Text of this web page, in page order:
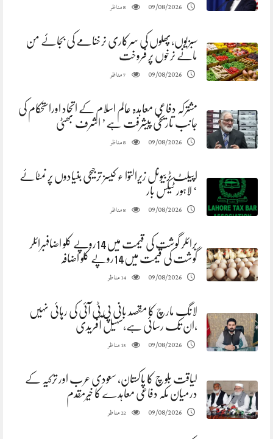
09/08/2026
8مناظر
سبزیوں،پھلوں کی سرکاری نرخنامے کی بجائے من
مانے نرخوں پر فروخت
09/08/2026
7مناظر
مشترکہ دفاعی معاہدہ عالم اسلام کے اتحاد اوراستحکام کی
جانب تاریخی پیشرفت ہے’ اشرف بھٹی
09/08/2026
8مناظر
اپیلٹ ٹربیونل زیرالتوا ء کیسز ترجیحی بنیادوں پر نمٹائے
‘ لاہور ٹیکس بار
09/08/2026
8مناظر
برائلر گوشت کی قیمت میں14روپے کلو اضافہبرائلر
گوشت کی قیمت میں14روپے کلو اضافہ
09/08/2026
14مناظر
لانگ مارچ کا مقصد بانی پی ٹی آئی کی رہائی نہیں
،ان تک رسائی ہے،سہیل آفریدی
09/08/2026
15مناظر
لیاقت بلوچ کا پاکستان، سعودی عرب اور ترکیہ کے
درمیان مکہ دفاعی معاہدے کا خیرمقدم
09/08/2026
22مناظر